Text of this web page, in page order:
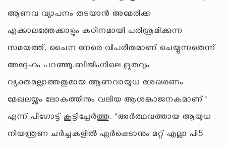
ആണവ വ്യാപനം തടയാൻ അമേരിക്ക
എക്കാലത്തേക്കാളും കഠിനമായി പരിശ്രമിക്കുന്ന
സമയത്ത്, ചൈന നേരെ വിപരീതമാണ് ചെയ്യുന്നതെന്ന്
അദ്ദേഹം പറഞ്ഞു.ബീജിംഗിലെ ദ്രുതവും
വ്യക്തമല്ലാത്തതുമായ ആണവായുധ ശേഖരണം
മേഖലയ്ക്കും ലോകത്തിനും വലിയ ആശങ്കാജനകമാണ്"
എന്ന് പിഗോട്ട് കൂട്ടിച്ചേർത്തു. "അർത്ഥവത്തായ ആയുധ
നിയന്ത്രണ ചർച്ചകളിൽ ഏർപ്പെടാനും മറ്റ് എല്ലാ പി5